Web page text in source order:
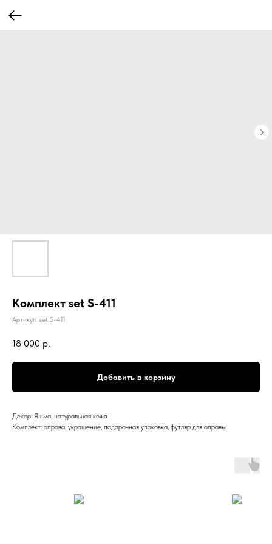
Комплект set S-411
Артикул: set S-411
18 000 р.
Добавить в корзину
Декор: Яшма, натуральная кожа
Комплект: оправа, украшение, подарочная упаковка, футляр для оправы